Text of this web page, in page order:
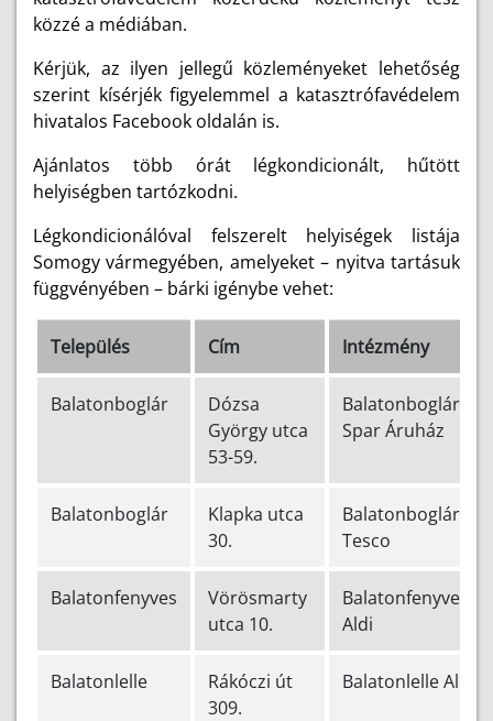
közzé a médiában.
Kérjük, az ilyen jellegű közleményeket lehetőség
szerint kísérjék figyelemmel a katasztrófavédelem
hivatalos Facebook oldalán is.
Ajánlatos több órát légkondicionált, hűtött
helyiségben tartózkodni.
Légkondicionálóval felszerelt helyiségek listája
Somogy vármegyében, amelyeket – nyitva tartásuk
függvényében – bárki igénybe vehet:
Település Cím Intézmény
Balatonboglár
Dózsa
György utca
53-59.
Balatonboglár
Spar Áruház
Balatonboglár
Klapka utca
30.
Balatonboglár
Tesco
Balatonfenyves
Vörösmarty
utca 10.
Balatonfenyves
Aldi
Balatonlelle
Rákóczi út
309.
Balatonlelle Aldi